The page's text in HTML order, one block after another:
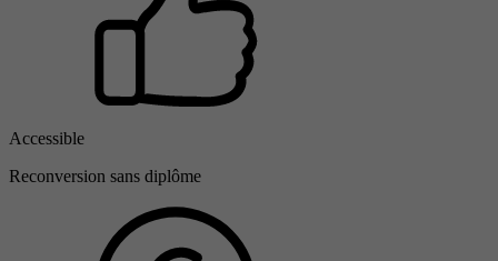
Accessible
Reconversion sans diplôme